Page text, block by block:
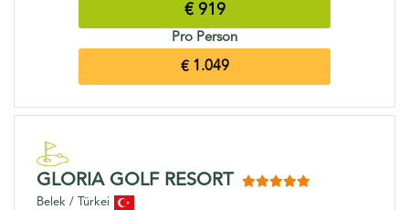
€ 919
Pro Person
€ 1.049
GLORIA GOLF RESORT
Belek / Türkei